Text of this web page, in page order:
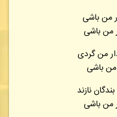
من باشی
من باشی
من گردی
من باشی
نازند
من باشی